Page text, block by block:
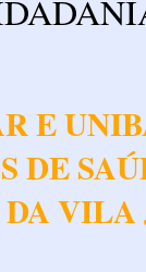
E
DE
VILA